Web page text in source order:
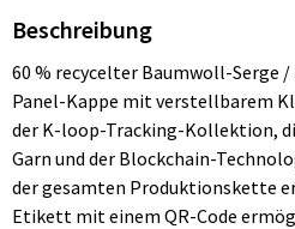
Beschreibung
60 % recycelter Baumwoll-Serge
Panel-Kappe mit verstellbarem
der K-loop-Tracking-Kollektion,
Garn und der Blockchain-
der gesamten Produktionskette
Etikett mit einem QR-Code